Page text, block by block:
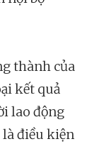
thành của
kết quả
lao động
là điều kiện